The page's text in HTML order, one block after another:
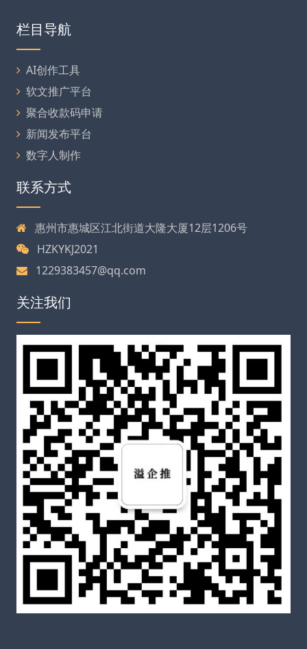
栏目导航
AI创作工具
软文推广平台
聚合收款码申请
新闻发布平台
数字人制作
联系方式
惠州市惠城区江北街道大隆大厦12层1206号
HZKYKJ2021
1229383457@qq.com
关注我们